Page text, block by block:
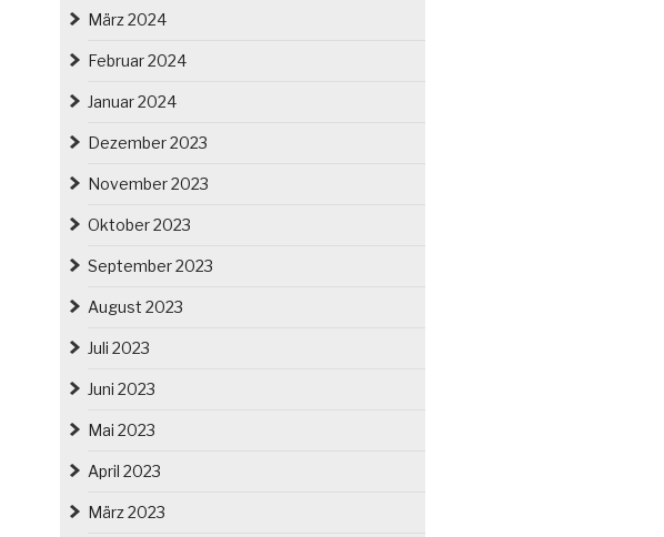
März 2024
Februar 2024
Januar 2024
Dezember 2023
November 2023
Oktober 2023
September 2023
August 2023
Juli 2023
Juni 2023
Mai 2023
April 2023
März 2023